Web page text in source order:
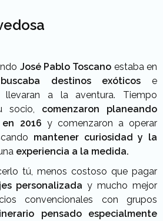
José Pablo Toscano estaba en
buscaba destinos exóticos e
llevaran a la aventura. Tiempo
socio,
comenzaron planeando
2016 y comenzaron a operar
mantener curiosidad y la
experiencia a la medida.
tú, menos costoso que pagar
personalizada y mucho mejor
convencionales con grupos
pensado especialmente